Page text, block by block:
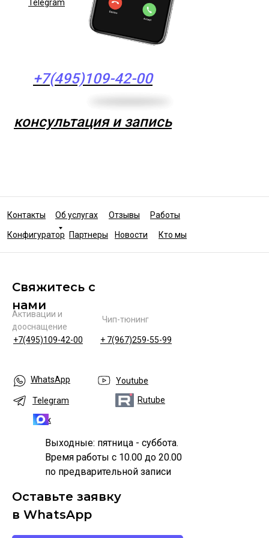
Кто мы
Конфигуратор
Отзывы
Telegram
Об услугах
+7(495)109-42-00
консультация и запись
Работы
Партнеры Новости
Контакты
Чип-тюнинг
+ 7(967)259-55-99
Активации и
дооснащение
Оставьте заявку
в WhatsApp
Свяжитесь с
нами
WhatsApp
Telegram
Max
+7(495)109-42-00
Youtube
Rutube
Выходные: пятница - суббота.
Время работы с 10.00 до 20.00
по предварительной записи